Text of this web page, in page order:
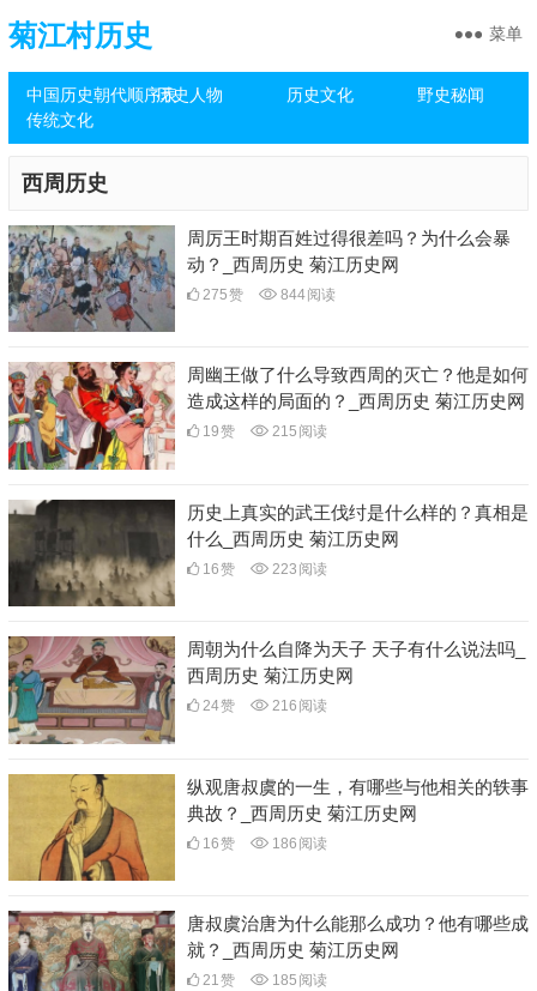
菊江村历史
中国历史朝代顺序表历史人物 历史文化
野史秘闻
传统文化
菜单
西周历史
周厉王时期百姓过得很差吗？为什么会暴
动？_西周历史 菊江历史网
275赞 844阅读
周幽王做了什么导致西周的灭亡？他是如何
造成这样的局面的？_西周历史 菊江历史网
19赞 215 阅读
历史上真实的武王伐纣是什么样的？真相是
什么_西周历史 菊江历史网
16赞 223 阅读
周朝为什么自降为天子 天子有什么说法吗_
西周历史 菊江历史网
24赞 216 阅读
纵观唐叔虞的一生，有哪些与他相关的轶事
典故？_西周历史 菊江历史网
16赞 186 阅读
唐叔虞治唐为什么能那么成功？他有哪些成
就？_西周历史 菊江历史网
21赞 185 阅读